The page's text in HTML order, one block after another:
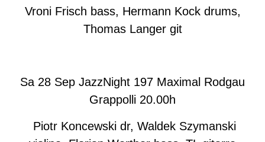
Vroni Frisch bass, Hermann Kock drums,
Thomas Langer git
Sa 28 Sep JazzNight 197 Maximal Rodgau
Grappolli 20.00h
Piotr Koncewski dr, Waldek Szymanski